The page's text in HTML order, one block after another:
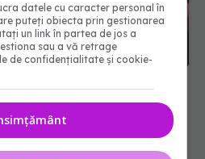
Nu doar forma
datele cu caracter personal în
puteți obiecta prin gestionarea
un link în partea de jos a
sau a vă retrage
de confidențialitate și cookie-